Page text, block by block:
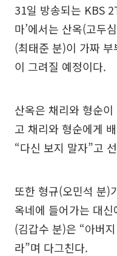
31일 방송되는 KBS
마’에서는 산옥(고두
(최태준 분)이 가짜
이 그려질 예정이다.
산옥은 채리와 형순
고 채리와 형순에게
“다신 보지 말자”고
또한 형규(오민석 분)
옥네에 들어가는 대
(김갑수 분)은 “아버
라”며 다그친다.